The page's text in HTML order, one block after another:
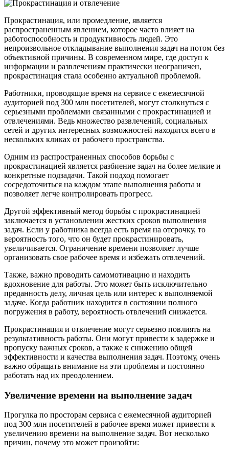
Прокрастинация, или промедление, является
распространенным явлением, которое часто влияет на
работоспособность и продуктивность людей. Это
непроизвольное откладывание выполнения задач на потом без
объективной причины. В современном мире, где доступ к
информации и развлечениям практически неограничен,
прокрастинация стала особенно актуальной проблемой.
Работники, проводящие время на сервисе с ежемесячной
аудиторией под 300 млн посетителей, могут столкнуться с
серьезными проблемами связанными с прокрастинацией и
отвлечениями. Ведь множество развлечений, социальных
сетей и других интересных возможностей находятся всего в
нескольких кликах от рабочего пространства.
Одним из распространенных способов борьбы с
прокрастинацией является разбиение задач на более мелкие и
конкретные подзадачи. Такой подход помогает
сосредоточиться на каждом этапе выполнения работы и
позволяет легче контролировать прогресс.
Другой эффективный метод борьбы с прокрастинацией
заключается в установлении жестких сроков выполнения
задач. Если у работника всегда есть время на отсрочку, то
вероятность того, что он будет прокрастинировать,
увеличивается. Ограничение времени позволяет лучше
организовать свое рабочее время и избежать отвлечений.
Также, важно проводить самомотивацию и находить
вдохновение для работы. Это может быть исключительно
преданность делу, личная цель или интерес к выполняемой
задаче. Когда работник находится в состоянии полного
погружения в работу, вероятность отвлечений снижается.
Прокрастинация и отвлечение могут серьезно повлиять на
результативность работы. Они могут привести к задержке и
пропуску важных сроков, а также к снижению общей
эффективности и качества выполнения задач. Поэтому, очень
важно обращать внимание на эти проблемы и постоянно
работать над их преодолением.
Увеличение времени на выполнение задач
Прогулка по просторам сервиса с ежемесячной аудиторией
под 300 млн посетителей в рабочее время может привести к
увеличению времени на выполнение задач. Вот несколько
причин, почему это может произойти: